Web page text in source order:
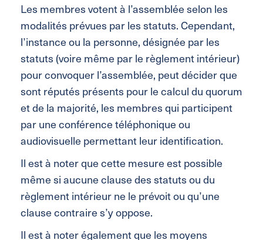
Les membres votent à l’assemblée selon les
modalités prévues par les statuts. Cependant,
l’instance ou la personne, désignée par les
statuts (voire même par le règlement intérieur)
pour convoquer l’assemblée, peut décider que
sont réputés présents pour le calcul du quorum
et de la majorité, les membres qui participent
par une conférence téléphonique ou
audiovisuelle permettant leur identification.
Il est à noter que cette mesure est possible
même si aucune clause des statuts ou du
règlement intérieur ne le prévoit ou qu’une
clause contraire s’y oppose.
Il est à noter également que les moyens